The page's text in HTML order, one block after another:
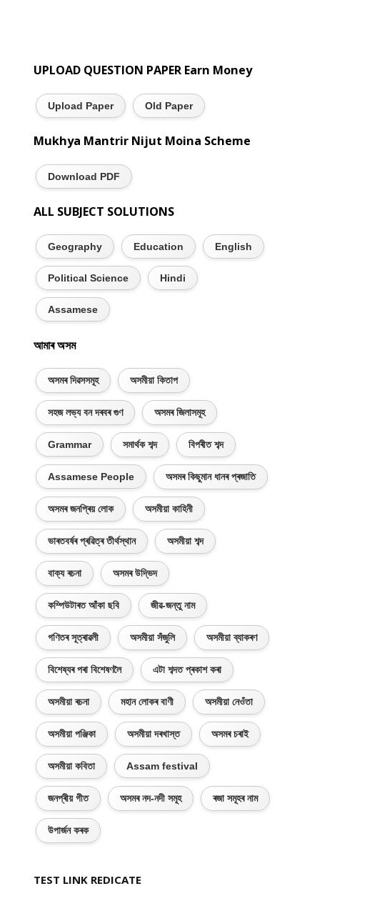
UPLOAD QUESTION PAPER Earn Money
Upload Paper Old Paper
Mukhya Mantrir Nijut Moina Scheme
Download PDF
ALL SUBJECT SOLUTIONS
Geography Education English
Political Science Hindi
Assamese
আমাৰ অসম
অসমৰ দিৱসসমূহ অসমীয়া কিতাপ
সহজ লভ্য বন দৰবৰ গুণ অসমৰ জিলাসমূহ
Grammar সমাৰ্থক শব্দ বিপৰীত শব্দ
Assamese People অসমৰ কিছুমান ধানৰ প্ৰজাতি
অসমৰ জনপ্ৰিয় লোক অসমীয়া কাহিনী
ভাৰতবৰ্ষৰ প্ৰৱিত্ৰ তীৰ্থস্থান অসমীয়া শব্দ
বাক্য ৰচনা অসমৰ উদ্ভিদ
কম্পিউটাৰত আঁকা ছবি জীৱ-জন্তু নাম
গণিতৰ সূত্ৰাৱলী অসমীয়া সঁজুলি অসমীয়া ব্যাকৰণ
বিশেষ্যৰ পৰা বিশেষণলৈ এটা শব্দত প্ৰকাশ কৰা
অসমীয়া ৰচনা মহান লোকৰ বাণী অসমীয়া নেওঁতা
অসমীয়া পঞ্জিকা অসমীয়া দৰখাস্ত অসমৰ চৰাই
অসমীয়া কবিতা Assam festival
জনপ্ৰীয় গীত অসমৰ নদ-নদী সমূহ ৰজা সমূহৰ নাম
উপাৰ্জন কৰক
TEST LINK REDICATE